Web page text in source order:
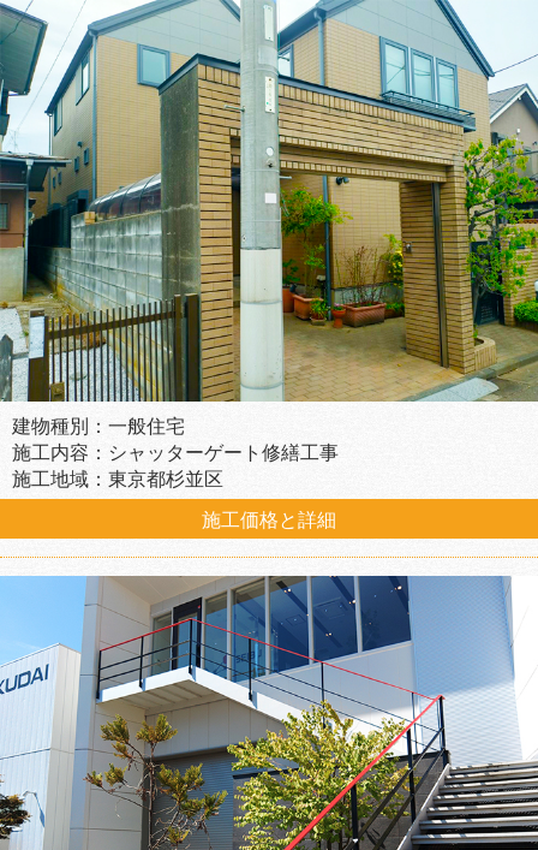
建物種別：一般住宅
施工内容：シャッターゲート修繕工事
施工地域：東京都杉並区
施工価格と詳細